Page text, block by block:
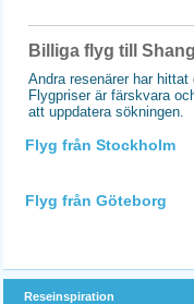
Billiga flyg till
Andra resenärer har
Flygpriser är färskvara
att uppdatera sökningen.
Flyg från Stockholm
Flyg från Göteborg
Reseinspiration